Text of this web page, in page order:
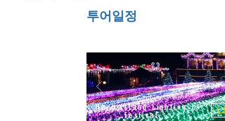
투어일정
Herb Island Lighting
Festival